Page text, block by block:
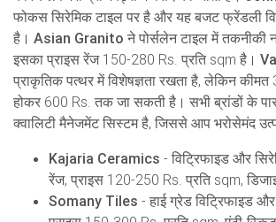
फोकस सिरेमिक टाइल पर है और यह बजट फ्रेंडली
है। Asian Granito ने पोर्सलेन टाइल में तकनीकी
इसका प्राइस रेंज 150-280 Rs. प्रति sqm है।
प्राकृतिक पत्थर में विशेषज्ञता रखता है, लेकिन
होकर 600 Rs. तक जा सकती है। सभी ब्रांडों के
क्वालिटी मैनेजमेंट सिस्टम है, जिससे आप भरोसेमंद
Kajaria Ceramics - विट्रिफाइड और
रेंज, प्राइस 120-250 Rs. प्रति sqm,
Somany Tiles - हाई ग्रेड विट्रिफाइड